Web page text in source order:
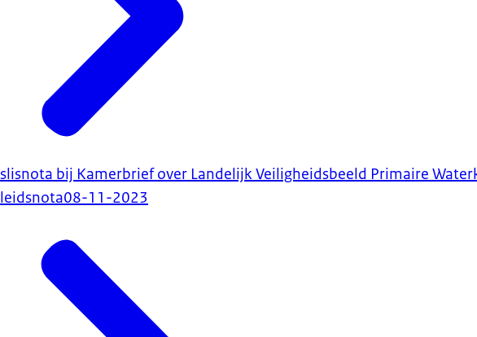
bij Kamerbrief over Landelijk Veiligheidsbeeld Primaire
08-11-2023